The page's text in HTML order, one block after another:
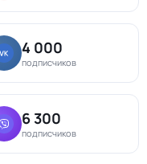
4 000
подписчиков
6 300
подписчиков